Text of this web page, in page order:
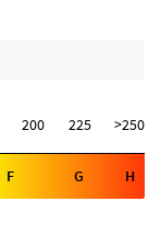
200 225 >250
F G H